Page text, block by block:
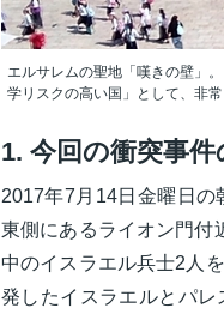
エルサレムの聖地「嘆きの壁」
学リスクの高い国」として、非
1. 今回の衝突事件
2017年7月14日金曜日
東側にあるライオン門付
中のイスラエル兵士2人
発したイスラエルとパ